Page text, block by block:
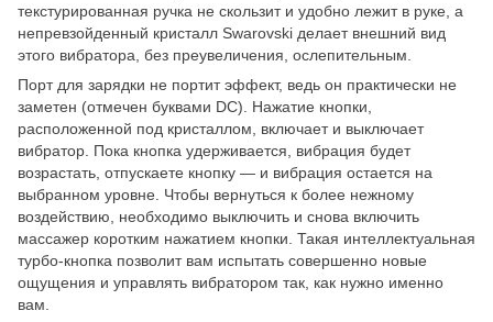
текстурированная ручка не скользит и удобно лежит в руке, а
непревзойденный кристалл Swarovski делает внешний вид
этого вибратора, без преувеличения, ослепительным.
Порт для зарядки не портит эффект, ведь он практически не
заметен (отмечен буквами DC). Нажатие кнопки,
расположенной под кристаллом, включает и выключает
вибратор. Пока кнопка удерживается, вибрация будет
возрастать, отпускаете кнопку — и вибрация остается на
выбранном уровне. Чтобы вернуться к более нежному
воздействию, необходимо выключить и снова включить
массажер коротким нажатием кнопки. Такая интеллектуальная
турбо-кнопка позволит вам испытать совершенно новые
ощущения и управлять вибратором так, как нужно именно
вам.